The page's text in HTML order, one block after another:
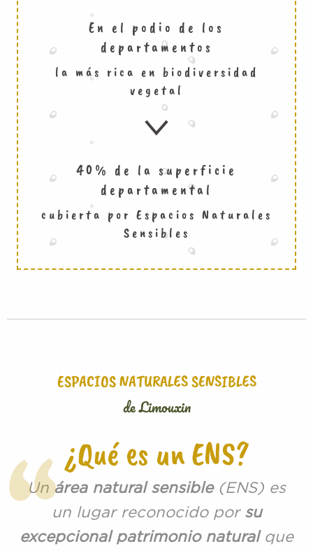
En el podio de los
departamentos
la más rica en biodiversidad
vegetal
40% de la superficie
departamental
cubierta por Espacios Naturales
Sensibles
ESPACIOS NATURALES SENSIBLES
de Limouxin
¿Qué es un ENS?
Un área natural sensible(ENS) es
un lugar reconocido por su
excepcional patrimonio naturalque